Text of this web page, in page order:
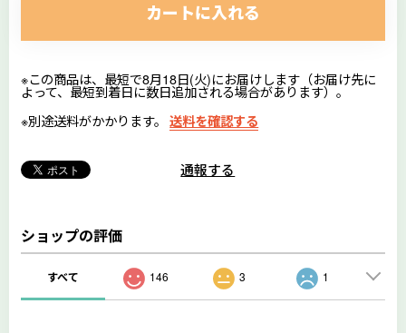
カートに入れる
※この商品は、最短で8月18日(火)にお届けします（お届け先に
よって、最短到着日に数日追加される場合があります）。
※別途送料がかかります。
送料を確認する
通報する
ショップの評価
すべて 146 3 1